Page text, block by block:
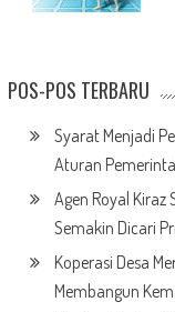
POS-POS TERBARU
Syarat Menjadi
Aturan
Agen Royal Kiraz
Semakin Dicari
Koperasi Desa
Membangun